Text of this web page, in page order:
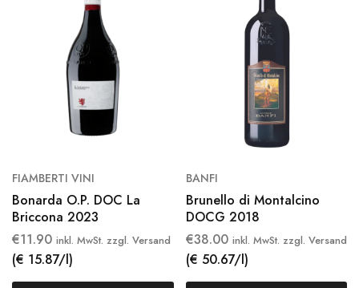
FIAMBERTI VINI
Bonarda O.P. DOC La
Briccona 2023
€11.90 inkl. MwSt. zzgl. Versand
(€ 15.87/l)
BANFI
Brunello di Montalcino
DOCG 2018
€38.00 inkl. MwSt. zzgl. Versand
(€ 50.67/l)